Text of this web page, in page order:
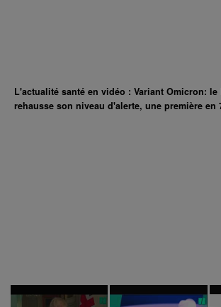
L'actualité santé en vidéo : Variant Omicron: le
rehausse son niveau d'alerte, une première en